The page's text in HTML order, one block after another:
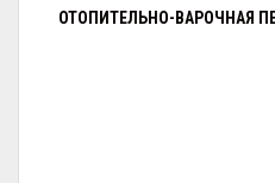
ОТОПИТЕЛЬНО-ВАРОЧНАЯ